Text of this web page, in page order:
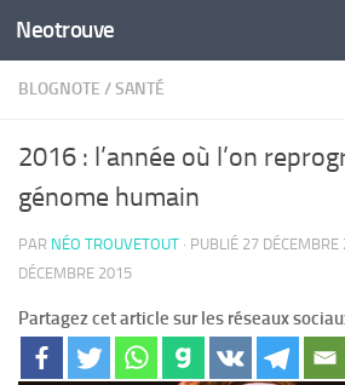
Skip to content
Neotrouve
BLOGNOTE /SANTÉ
2016 : l’année où l’on
génome humain
PAR NÉO TROUVETOUT · PUBLIÉ 27 DÉCEMBRE
DÉCEMBRE 2015
Partagez cet article sur les réseaux